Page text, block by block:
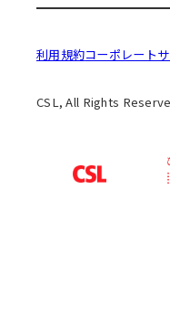
利用規約コーポレート
CSL, All Rights